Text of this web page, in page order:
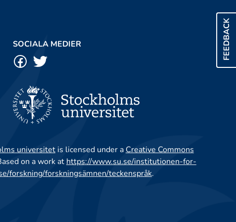
FEEDBACK
SOCIALA MEDIER
universitetis licensed under a Creative Commons
on a work at https://www.su.se/institutionen-for-
forskning/forskningsämnen/teckenspråk.